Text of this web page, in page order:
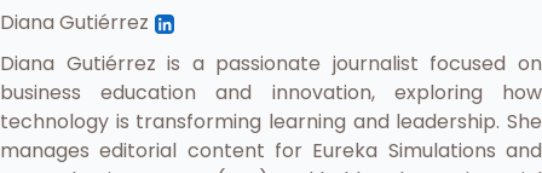
Diana Gutiérrez
Diana Gutiérrez is a passionate journalist focused on
business education and innovation, exploring how
technology is transforming learning and leadership. She
manages editorial content for Eureka Simulations and